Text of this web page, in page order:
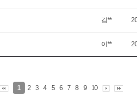
김**
이**
1 2 3 4 5 6 7 8 9 10